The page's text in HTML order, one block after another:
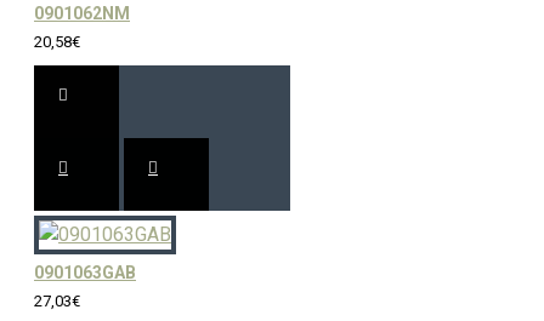
0901062NM
20,58€
0901063GAB
27,03€